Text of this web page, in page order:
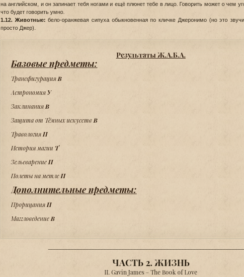
на английском, и он запинает тебя ногами и ещё плюнет тебе в лицо. Говорить может о чем
что будет говорить умно.
1.12. Животные: бело-оранжевая сипуха обыкновенная по кличке Джеронимо (но это
просто Джер).
Результаты Ж.А.Б.А.
Базовые предметы:
ТрансфигурацияВ
Астрономия У
ЗаклинанияВ
Защита от Тёмных искусствВ
ТравологияП
История магии Т
ЗельеварениеП
Полеты на метлеП
Дополнительные предметы:
ПрорицанияП
МаггловедениеВ
ЧАСТЬ 2. ЖИЗНЬ
II. Gavin James – The Book of Love